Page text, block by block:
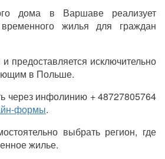
дома в Варшаве реализует
жилья для граждан
предоставляется исключительно
в Польше.
через инфолинию + 48727805764
формы.
выбрать регион, где
жилье.